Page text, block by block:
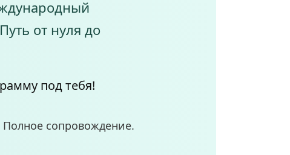
от нуля до
под тебя!
сопровождение.